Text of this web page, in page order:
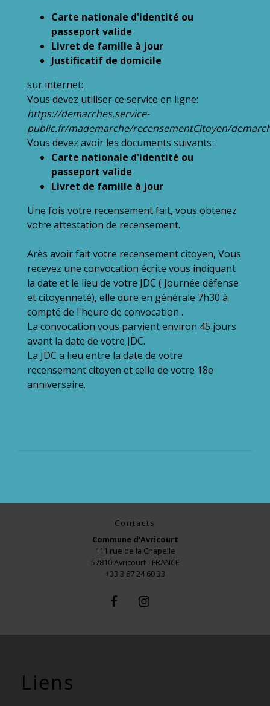
Carte nationale d'identité ou
passeport valide
Livret de famille à jour
Justificatif de domicile
sur internet:
Vous devez utiliser ce service en ligne:
https://demarches.service-
public.fr/mademarche/recensementCitoyen/
Vous devez avoir les documents suivants :
Carte nationale d'identité ou
passeport valide
Livret de famille à jour
Une fois votre recensement fait, vous obtenez
votre attestation de recensement.
Arès avoir fait votre recensement citoyen, Vous
recevez une convocation écrite vous indiquant
la date et le lieu de votre JDC ( Journée défense
et citoyenneté), elle dure en générale 7h30 à
compté de l'heure de convocation .
La convocation vous parvient environ 45 jours
avant la date de votre JDC.
La JDC a lieu entre la date de votre
recensement citoyen et celle de votre 18e
anniversaire.
Contacts
Commune d’Avricourt
111 rue de la Chapelle
57810 Avricourt - FRANCE
+33 3 87 24 60 33
Liens